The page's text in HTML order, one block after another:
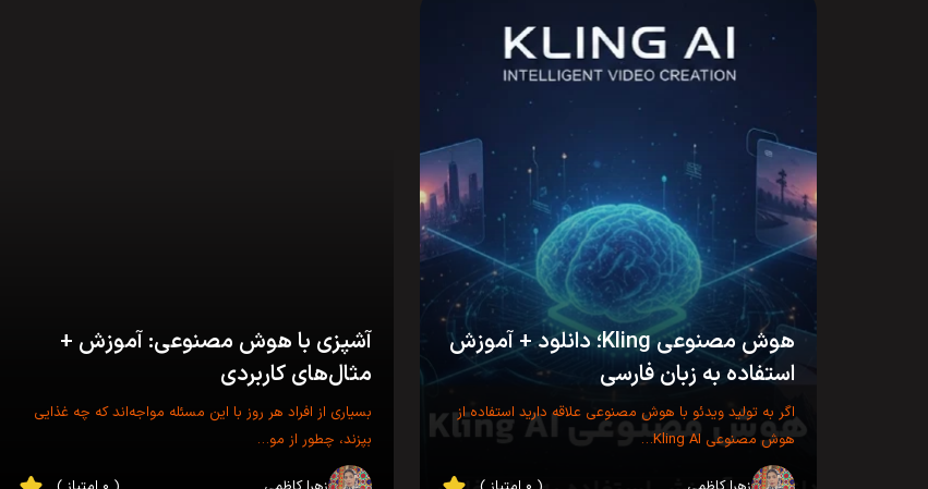
هوش مصنوعی Kling؛ دانلود + آموزش
استفاده به زبان فارسی
اگر به تولید ویدئو با هوش مصنوعی علاقه دارید استفاده از
هوش مصنوعی Kling AI…
آشپزی با هوش مصنوعی: آموزش +
مثال‌های کاربردی
بسیاری از افراد هر روز با این مسئله مواجه‌اند که چه غذایی
بپزند، چطور از مو…